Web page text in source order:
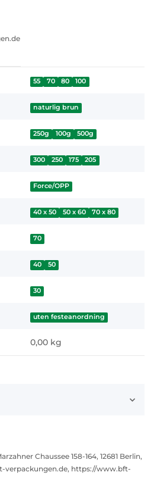
55 70 80 100
naturlig brun
250g 100g 500g
300 250 175 205
Force/OPP
40 x 50 50 x 60 70 x 80
70
40 50
30
uten festeanordning
0,00 kg
Chaussee 158-164, 12681 Berlin,
verpackungen.de, https://www.bft-